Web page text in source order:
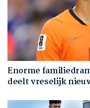
Enorme
deelt vreselijk